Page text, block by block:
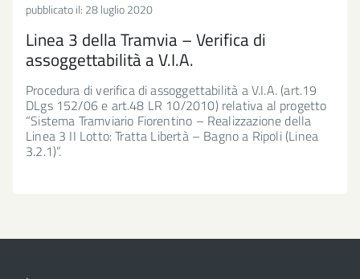
pubblicato il: 28 luglio 2020
Linea 3 della Tramvia – Verifica di
assoggettabilità a V.I.A.
Procedura di verifica di assoggettabilità a V.I.A. (art.19
DLgs 152/06 e art.48 LR 10/2010) relativa al progetto
“Sistema Tramviario Fiorentino – Realizzazione della
Linea 3 II Lotto: Tratta Libertà – Bagno a Ripoli (Linea
3.2.1)”.